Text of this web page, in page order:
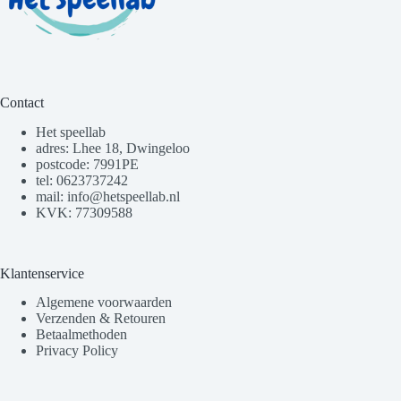
Contact
Het speellab
adres: Lhee 18, Dwingeloo
postcode: 7991PE
tel: 0623737242
mail: info@hetspeellab.nl
KVK: 77309588
Klantenservice
Algemene voorwaarden
Verzenden & Retouren
Betaalmethoden
Privacy Policy